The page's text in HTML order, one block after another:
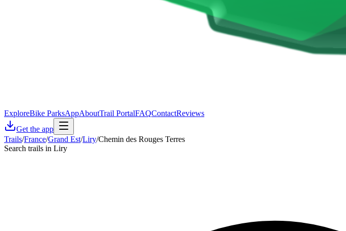
ExploreBike ParksAppAboutTrail PortalFAQContactReviews
Get the app
Trails/France/Grand Est/Liry/Chemin des Rouges Terres
Search trails in Liry